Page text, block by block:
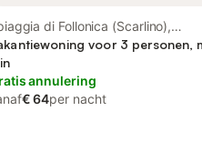
di Follonica (Scarlino),
voor 3 personen,
annulering
€ 64per nacht